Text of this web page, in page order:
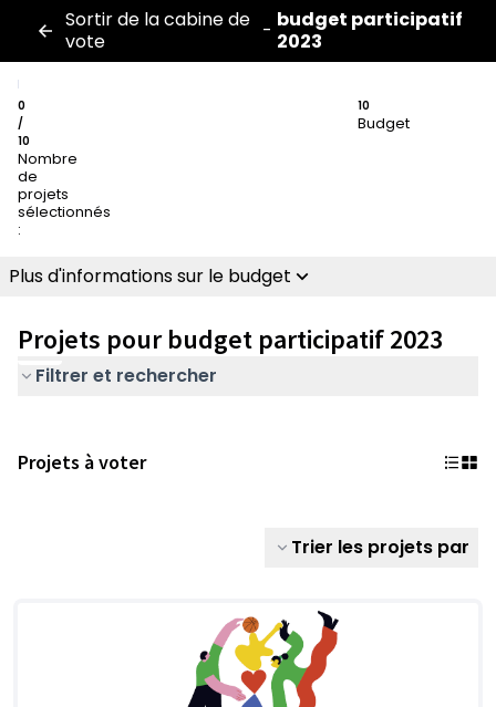
Sortir de la cabine de
vote
- budget participatif
2023
0
/
10
Nombre
de
projets
sélectionnés
:
10
Budget
Plus d'informations sur le budget
Projets pour budget participatif 2023
Filtrer et rechercher
Projets à voter
Trier les projets par